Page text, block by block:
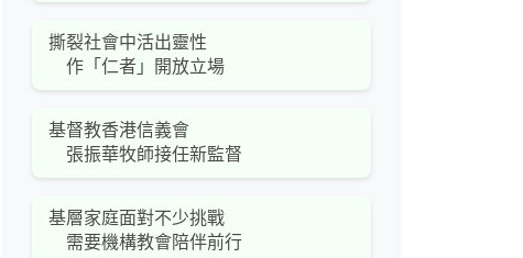
撕裂社會中活出靈性
作「仁者」開放立場
基督教香港信義會
張振華牧師接任新監督
基層家庭面對不少挑戰
需要機構教會陪伴前行